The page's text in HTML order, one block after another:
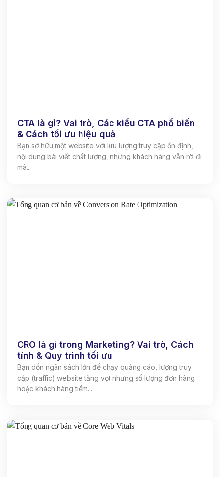
CTA là gì? Vai trò, Các kiểu CTA phổ biến
& Cách tối ưu hiệu quả
Bạn sở hữu một website với lưu lượng truy cập ổn định,
nội dung bài viết chất lượng, nhưng khách hàng vẫn rời đi
mà...
CRO là gì trong Marketing? Vai trò, Cách
tính & Quy trình tối ưu
Bạn dồn ngân sách lớn để chạy quảng cáo, lượng truy
cập (traffic) website tăng vọt nhưng số lượng đơn hàng
hoặc khách hàng tiềm...